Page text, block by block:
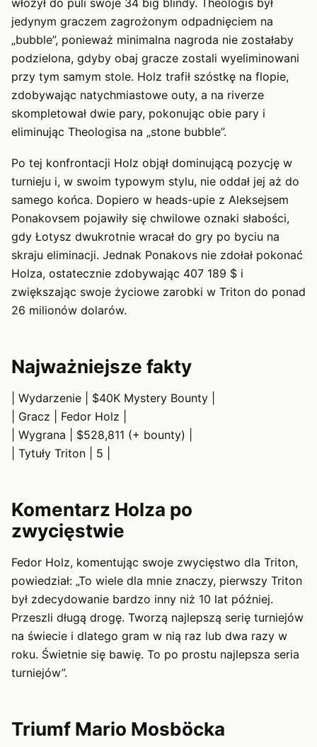
jedynym graczem zagrożonym odpadnięciem na
„bubble”, ponieważ minimalna nagroda nie zostałaby
podzielona, gdyby obaj gracze zostali wyeliminowani
przy tym samym stole. Holz trafił szóstkę na flopie,
zdobywając natychmiastowe outy, a na riverze
skompletował dwie pary, pokonując obie pary i
eliminując Theologisa na „stone bubble”.
Po tej konfrontacji Holz objął dominującą pozycję w
turnieju i, w swoim typowym stylu, nie oddał jej aż do
samego końca. Dopiero w heads-upie z Aleksejsem
Ponakovsem pojawiły się chwilowe oznaki słabości,
gdy Łotysz dwukrotnie wracał do gry po byciu na
skraju eliminacji. Jednak Ponakovs nie zdołał pokonać
Holza, ostatecznie zdobywając 407 189 $ i
zwiększając swoje życiowe zarobki w Triton do ponad
26 milionów dolarów.
Najważniejsze fakty
| Wydarzenie | $40K Mystery Bounty |
| Gracz | Fedor Holz |
| Wygrana | $528,811 (+ bounty) |
| Tytuły Triton | 5 |
Komentarz Holza po
zwycięstwie
Fedor Holz, komentując swoje zwycięstwo dla Triton,
powiedział: „To wiele dla mnie znaczy, pierwszy Triton
był zdecydowanie bardzo inny niż 10 lat później.
Przeszli długą drogę. Tworzą najlepszą serię turniejów
na świecie i dlatego gram w nią raz lub dwa razy w
roku. Świetnie się bawię. To po prostu najlepsza seria
turniejów”.
Triumf Mario Mosböcka